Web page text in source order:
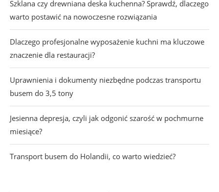
Szklana czy drewniana deska kuchenna? Sprawdź, dlaczego
warto postawić na nowoczesne rozwiązania
Dlaczego profesjonalne wyposażenie kuchni ma kluczowe
znaczenie dla restauracji?
Uprawnienia i dokumenty niezbędne podczas transportu
busem do 3,5 tony
Jesienna depresja, czyli jak odgonić szarość w pochmurne
miesiące?
Transport busem do Holandii, co warto wiedzieć?